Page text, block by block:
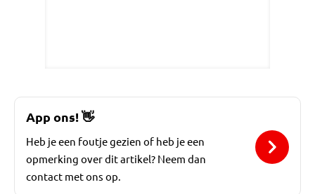
App ons!👋
Heb je een foutje gezien of heb je een
opmerking over dit artikel? Neem dan
contact met ons op.